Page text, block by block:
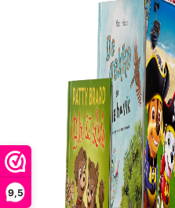
9,5